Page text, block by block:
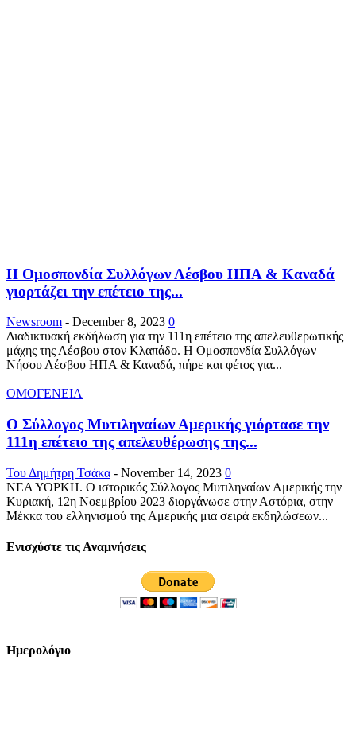
Η Ομοσπονδία Συλλόγων Λέσβου ΗΠΑ & Καναδά
γιορτάζει την επέτειο της...
Newsroom - December 8, 2023 0
Διαδικτυακή εκδήλωση για την 111η επέτειο της απελευθερωτικής
μάχης της Λέσβου στον Κλαπάδο. Η Ομοσπονδία Συλλόγων
Νήσου Λέσβου ΗΠΑ & Καναδά, πήρε και φέτος για...
ΟΜΟΓΕΝΕΙΑ
Ο Σύλλογος Μυτιληναίων Αμερικής γιόρτασε την
111η επέτειο της απελευθέρωσης της...
Του Δημήτρη Τσάκα - November 14, 2023 0
ΝΕΑ ΥΟΡΚΗ. Ο ιστορικός Σύλλογος Μυτιληναίων Αμερικής την
Κυριακή, 12η Νοεμβρίου 2023 διοργάνωσε στην Αστόρια, στην
Μέκκα του ελληνισμού της Αμερικής μια σειρά εκδηλώσεων...
Ενισχύστε τις Αναμνήσεις
Ημερολόγιο